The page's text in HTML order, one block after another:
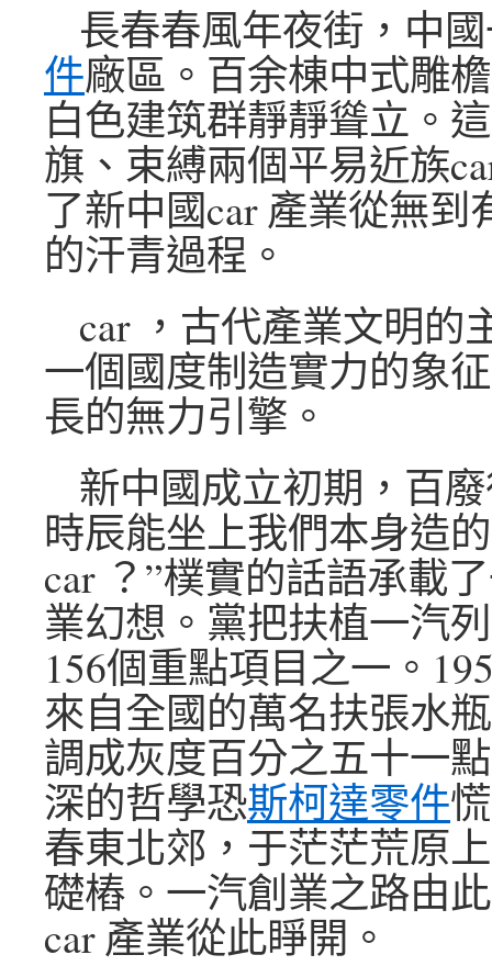
長春春風年夜街，中
件廠區。百余棟中式雕
白色建筑群靜靜聳立。
旗、束縛兩個平易近族
了新中國car 產業從無到
的汗青過程。
car ，古代產業文明的
一個國度制造實力的象
長的無力引擎。
新中國成立初期，百
時辰能坐上我們本身造
car ？”樸實的話語承載
業幻想。黨把扶植一汽
156個重點項目之一。
來自全國的萬名扶張水
調成灰度百分之五十一
深的哲學恐斯柯達零件
春東北郊，于茫茫荒原
礎樁。一汽創業之路由
car 產業從此睜開。